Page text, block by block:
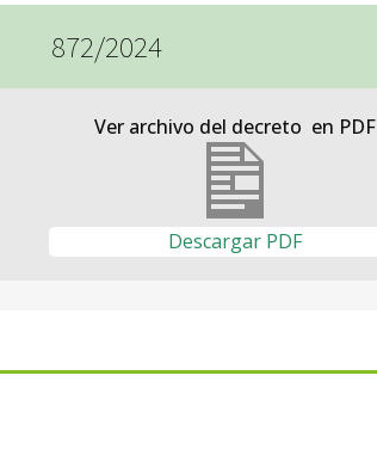
2018
2017
2016
2015
872/2024
Ver archivo del decreto en PDF
Descargar PDF